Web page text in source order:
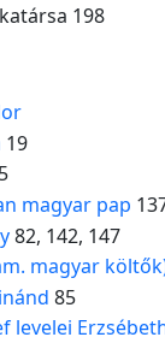
198
19
magyar pap
82, 142, 147
magyar
85
levelei